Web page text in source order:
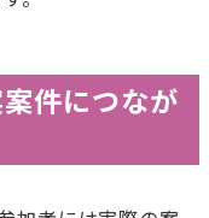
件につなが